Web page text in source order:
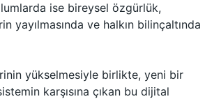
ise bireysel özgürlük,
yayılmasında ve halkın bilinçaltında
yükselmesiyle birlikte, yeni bir
karşısına çıkan bu dijital